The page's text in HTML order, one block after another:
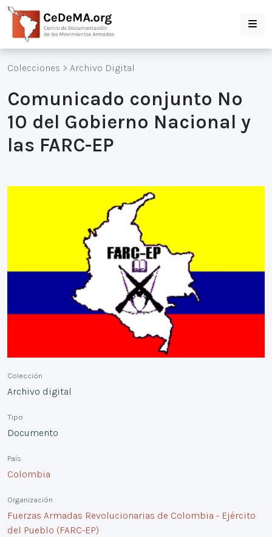
Colecciones > Archivo Digital
Comunicado conjunto Nº
10 del Gobierno Nacional y
las FARC-EP
Colección
Archivo digital
Tipo
Documento
País
Colombia
Organización
Fuerzas Armadas Revolucionarias de Colombia - Ejército
del Pueblo (FARC-EP)